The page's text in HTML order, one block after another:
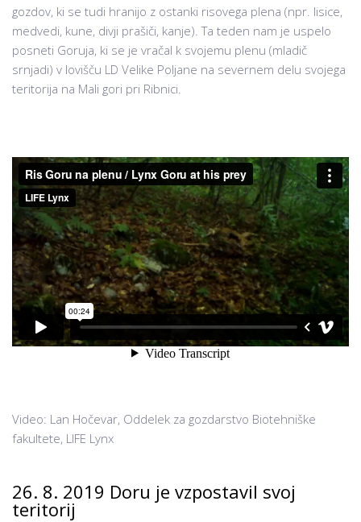
gozdov, ki se tudi hranijo z ostanki risovega plena (npr. lisice,
medvedi, kune, divji prašiči, kanje). Ta teden nam je uspelo
posneti Goruja, ki se je vračal k svojemu plenu (mladič
srnjadi) v lovišču LD Velike Poljane na severnem delu svojega
teritorija na Mali gori pri Ribnici.
Video: Lan Hočevar, Oddelek za gozdarstvo Biotehniške
fakultete, LIFE Lynx
26. 8. 2019 Doru je vzpostavil svoj
teritorij